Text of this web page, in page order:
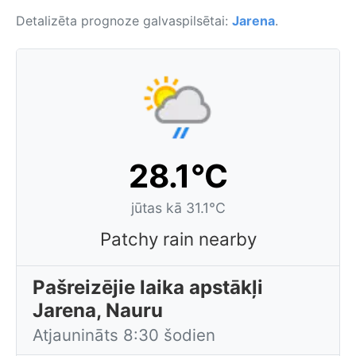
Detalizēta prognoze galvaspilsētai: Jarena.
28.1°C
jūtas kā 31.1°C
Patchy rain nearby
Pašreizējie laika apstākļi
Jarena, Nauru
Atjaunināts 8:30 šodien